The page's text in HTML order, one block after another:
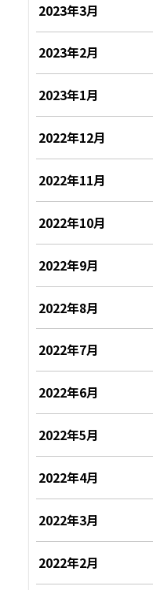
2023年3月
2023年2月
2023年1月
2022年12月
2022年11月
2022年10月
2022年9月
2022年8月
2022年7月
2022年6月
2022年5月
2022年4月
2022年3月
2022年2月